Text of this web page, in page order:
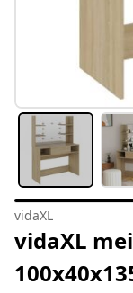
vidaXL
vidaXL